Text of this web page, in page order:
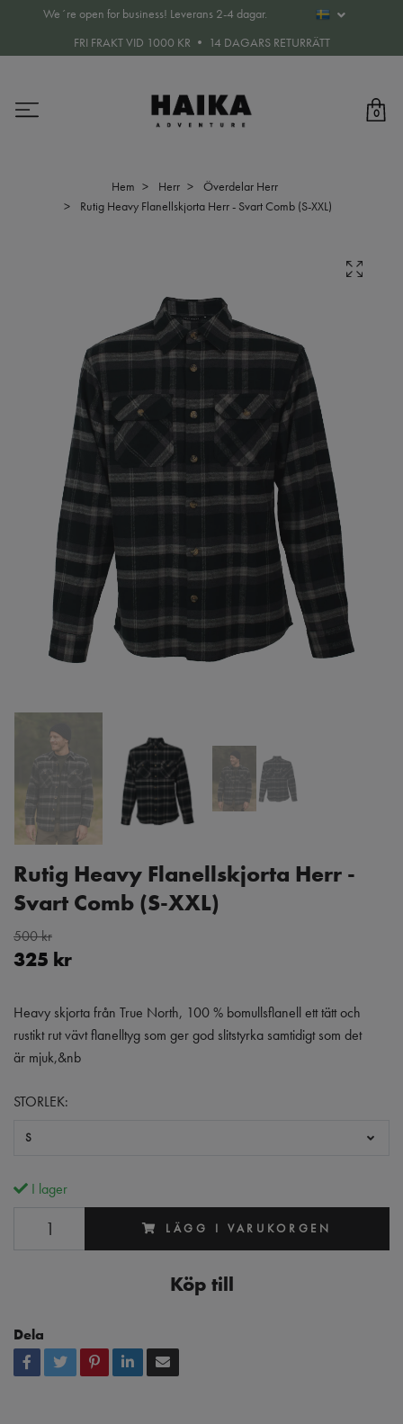
We´re open for business! Leverans 2-4 dagar.
FRI FRAKT VID 1000 KR • 14 DAGARS RETURRÄTT
0
Hem Herr
Överdelar Herr
Rutig Heavy Flanellskjorta Herr - Svart Comb (S-XXL)
Rutig Heavy Flanellskjorta Herr -
Svart Comb (S-XXL)
500 kr
325 kr
Heavy skjorta från True North, 100 % bomullsflanell ett tätt och
rustikt rut vävt flanelltyg som ger god slitstyrka samtidigt som det
är mjuk,&nb
STORLEK:
S
I lager
LÄGG I VARUKORGEN
Köp till
Dela